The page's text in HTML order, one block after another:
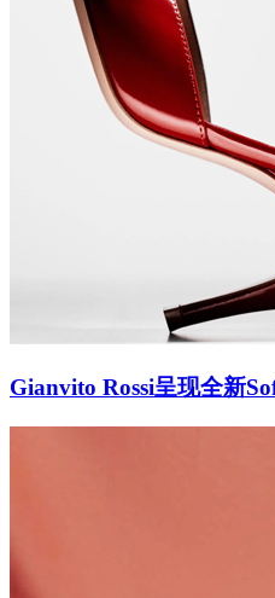
Gianvito Rossi呈现全新